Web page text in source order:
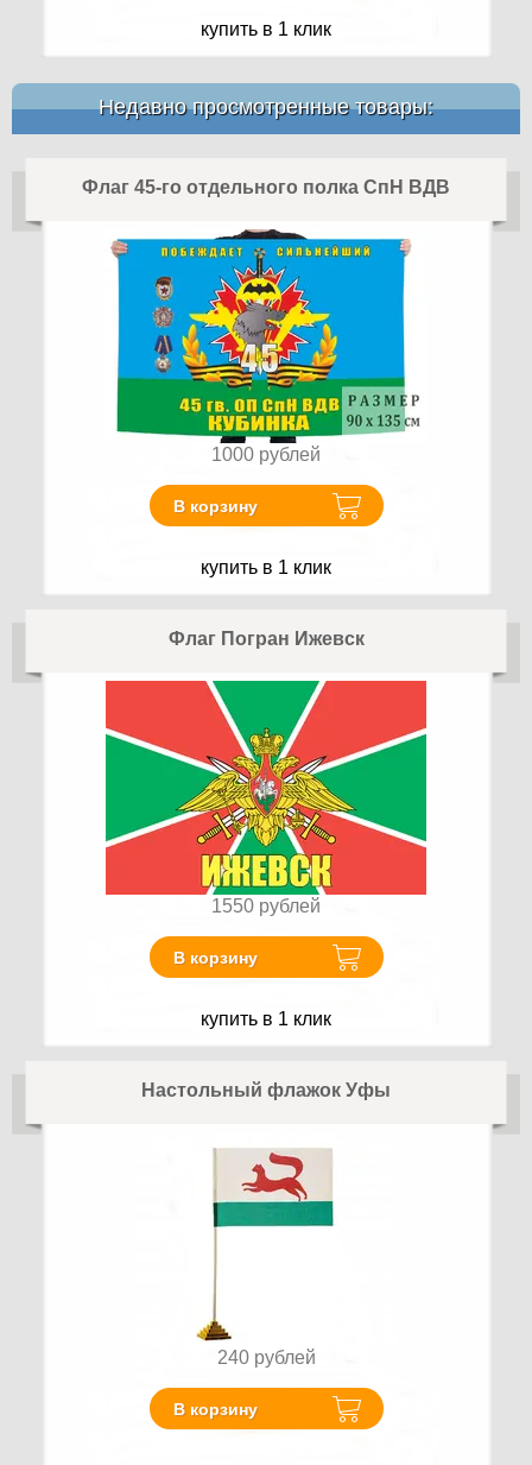
купить в 1 клик
Недавно просмотренные товары:
Флаг 45-го отдельного полка СпН ВДВ
1000 рублей
В корзину
купить в 1 клик
Флаг Погран Ижевск
1550 рублей
В корзину
купить в 1 клик
Настольный флажок Уфы
240 рублей
В корзину